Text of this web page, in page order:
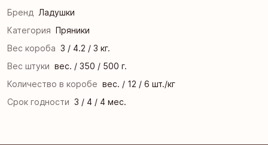
Бренд Ладушки
Категория Пряники
Вес короба 3 / 4.2 / 3 кг.
Вес штуки вес. / 350 / 500 г.
Количество в коробе вес. / 12 / 6 шт./кг
Срок годности 3 / 4 / 4 мес.